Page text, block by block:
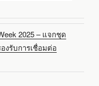
2025 – แจกชุด
งรับการเชื่อมต่อ